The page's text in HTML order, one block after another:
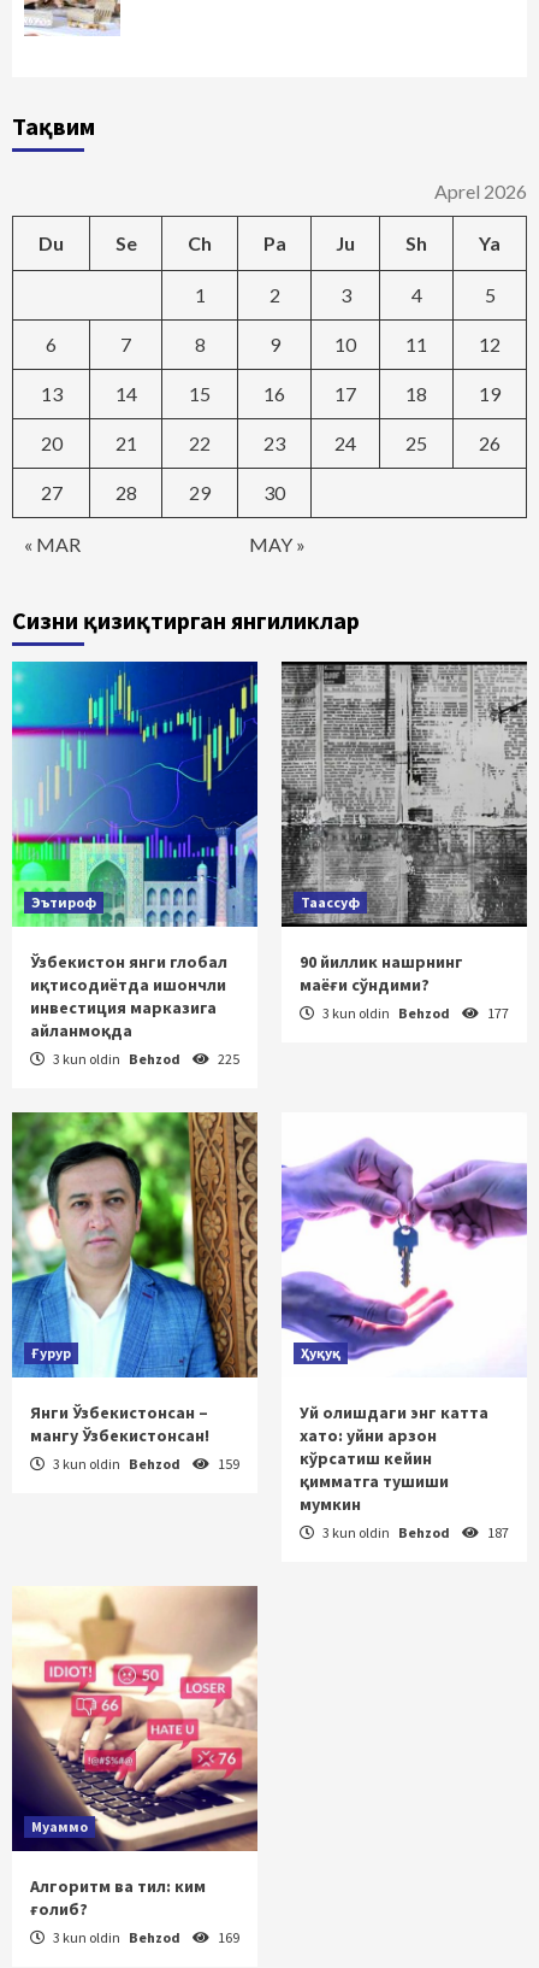
Тақвим
Aprel 2026
Du Se Ch Pa Ju Sh Ya
« MAR MAY »
1 2 3 4 5
6 7 8 9 10 11 12
13 14 15 16 17 18 19
20 21 22 23 24 25 26
27 28 29 30
Сизни қизиқтирган янгиликлар
Эътироф
Ўзбекистон янги глобал
иқтисодиётда ишончли
инвестиция марказига
айланмоқда
3 kun oldin Behzod 225
Таассуф
90 йиллик нашрнинг
маёғи сўндими?
3 kun oldin Behzod 177
Ғурур
Янги Ўзбекистонсан –
мангу Ўзбекистонсан!
3 kun oldin Behzod 159
Ҳуқуқ
Уй олишдаги энг катта
хато: уйни арзон
кўрсатиш кейин
қимматга тушиши
мумкин
3 kun oldin Behzod 187
Муаммо
Алгоритм ва тил: ким
ғолиб?
3 kun oldin Behzod 169